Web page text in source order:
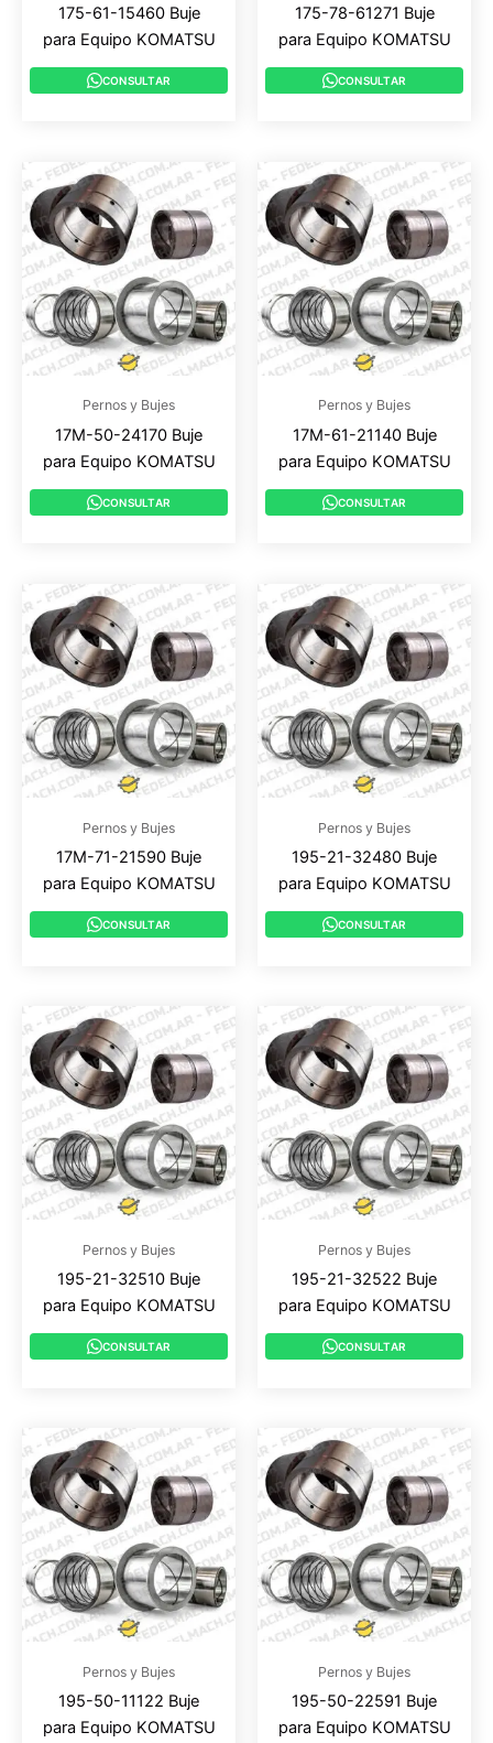
175-61-15460 Buje
para Equipo KOMATSU
CONSULTAR
175-78-61271 Buje
para Equipo KOMATSU
CONSULTAR
Pernos y Bujes
17M-50-24170 Buje
para Equipo KOMATSU
CONSULTAR
Pernos y Bujes
17M-61-21140 Buje
para Equipo KOMATSU
CONSULTAR
Pernos y Bujes
17M-71-21590 Buje
para Equipo KOMATSU
CONSULTAR
Pernos y Bujes
195-21-32480 Buje
para Equipo KOMATSU
CONSULTAR
Pernos y Bujes
195-21-32510 Buje
para Equipo KOMATSU
CONSULTAR
Pernos y Bujes
195-21-32522 Buje
para Equipo KOMATSU
CONSULTAR
Pernos y Bujes
195-50-11122 Buje
para Equipo KOMATSU
Pernos y Bujes
195-50-22591 Buje
para Equipo KOMATSU